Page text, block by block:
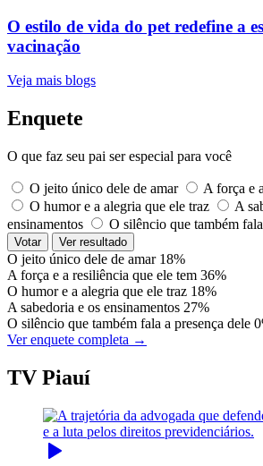
O estilo de vida do pet redefine a
vacinação
Veja mais blogs
Enquete
O que faz seu pai ser especial para você
O jeito único dele de amar
A força e
O humor e a alegria que ele traz
A
ensinamentos
O silêncio que também
Votar Ver resultado
O jeito único dele de amar 18%
A força e a resiliência que ele tem 36%
O humor e a alegria que ele traz 18%
A sabedoria e os ensinamentos 27%
O silêncio que também fala a presença dele
Ver enquete completa →
TV Piauí